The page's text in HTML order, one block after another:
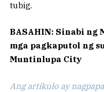
tubig.
BASAHIN: Sinabi ng
mga pagkaputol ng
Muntinlupa City
Ang artikulo ay